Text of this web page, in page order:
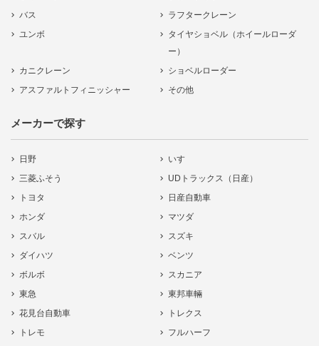
バス
ラフタークレーン
ユンボ
タイヤショベル（ホイールローダ
ー）
カニクレーン
ショベルローダー
アスファルトフィニッシャー
その他
メーカーで探す
日野
いすゞ
三菱ふそう
UDトラックス（日産）
トヨタ
日産自動車
ホンダ
マツダ
スバル
スズキ
ダイハツ
ベンツ
ボルボ
スカニア
東急
東邦車輛
花見台自動車
トレクス
トレモ
フルハーフ